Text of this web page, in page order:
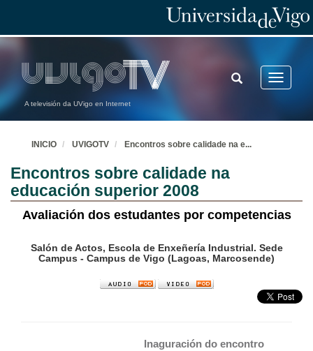
A televisión da UVigo en Internet
Toggle
TOGGLE
SEARCH
INICIO UVIGOTV Encontros sobre calidade na e...
Encontros sobre calidade na
educación superior 2008
Avaliación dos estudantes por competencias
Salón de Actos, Escola de Enxeñería Industrial. Sede
Campus - Campus de Vigo (Lagoas, Marcosende)
Inaguración do encontro